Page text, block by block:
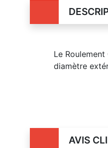
Le
diamètre
AVIS